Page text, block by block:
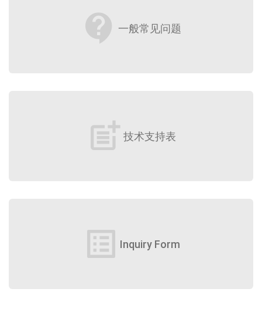
contact_support 一般常见问题
post_add 技术支持表
list_alt Inquiry Form